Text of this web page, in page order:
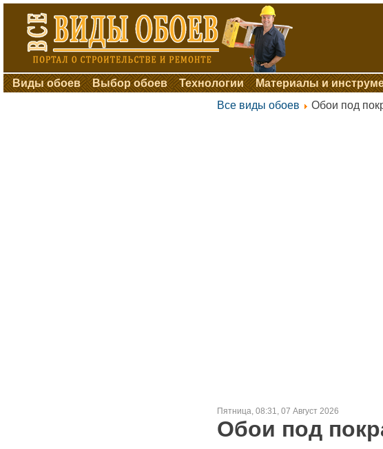
Виды обоев Выбор обоев Технологии Материалы и
Все виды обоев Обои под
Пятница, 08:31, 07 Август 2026
Обои под